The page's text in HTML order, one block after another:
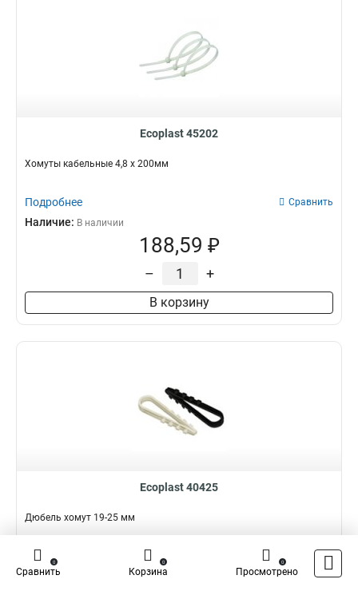
Ecoplast 45202
Хомуты кабельные 4,8 х 200мм
Подробнее Сравнить
Наличие: В наличии
188,59 ₽
– +
В корзину
Ecoplast 40425
Дюбель хомут 19-25 мм
Подробнее Сравнить
Наличие:
Сравнить
0
Корзина
0
Просмотрено
0